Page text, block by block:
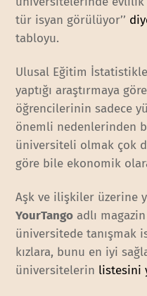
tür isyan görülüyor’’
tabloyu.
Ulusal Eğitim
yaptığı araştırmaya
öğrencilerinin sadece
önemli nedenlerinden
üniversiteli olmak çok
göre bile ekonomik
Aşk ve ilişkiler üzerine
YourTango adlı
üniversitede tanışmak
kızlara, bunu en iyi
üniversitelerin listesini